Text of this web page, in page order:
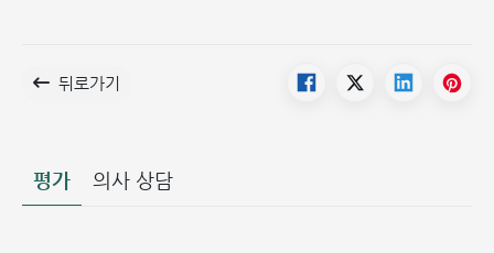
소아 모세기관지염의 약 80~90%는 호흡기 바이러스에 의해
루엔자 바이러스는 약 25%, 아데노바이러스는 약 10%를 차
지합니다. 그 외에도 파라인플루엔자 바이러스, 엔테로바이러
뒤로가기
평가 의사 상담